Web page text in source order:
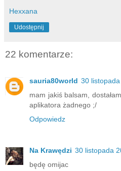
Hexxana
Udostępnij
22 komentarze:
sauria80world 30
mam jakiś balsam,
aplikatora żadnego ;/
Odpowiedz
Na Krawędzi 30 listopada
będę omijac